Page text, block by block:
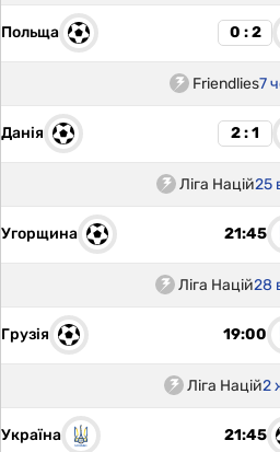
Польща 0 : 2
Friendlies7
Данія 2 : 1
Ліга Націй25
Угорщина 21:45
Ліга Націй28
Грузія 19:00
Ліга Націй2
Україна 21:45